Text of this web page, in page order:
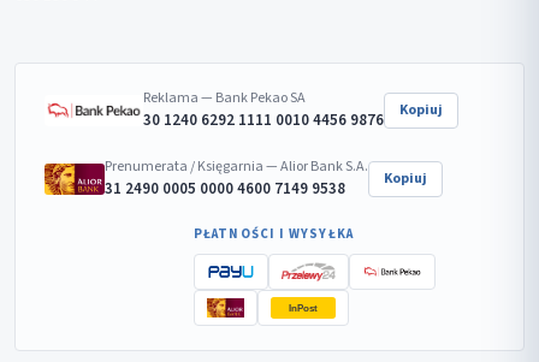
Reklama — Bank Pekao SA
30 1240 6292 1111 0010 4456 9876 Kopiuj
Prenumerata / Księgarnia — Alior Bank S.A.
31 2490 0005 0000 4600 7149 9538 Kopiuj
PŁATNOŚCI I WYSYŁKA
InPost